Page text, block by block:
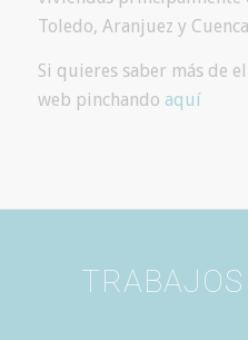
Toledo, Aranjuez y
Si quieres saber más de
web pinchando aquí